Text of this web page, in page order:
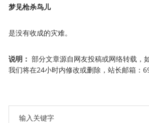
梦见枪杀鸟儿
是没有收成的灾难。
说明： 部分文章源自网友投稿或网络转载，
我们将在24小时内修改或删除，站长邮箱：